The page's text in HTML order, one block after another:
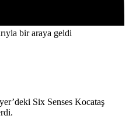
Six Senses Kocataş